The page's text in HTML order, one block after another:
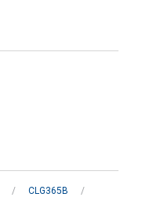
/ CLG365B
/